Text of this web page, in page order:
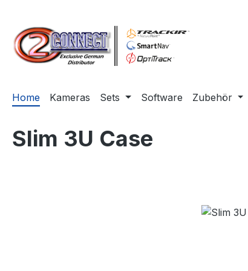
Home Kameras Sets Software Zubehör
Slim 3U Case